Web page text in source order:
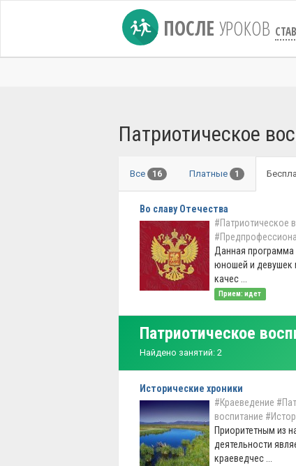
ПОСЛЕ УРОКОВ
Патриотическое
Все 16 Платные 1
Во славу Отечества
#Патриотическое
Данная программа
юношей и девушек
качес ...
Прием: идет
Патриотическое
Найдено занятий: 2
Исторические хроники
#Краеведение
воспитание
Приоритетным из
деятельности
краеведчес ...